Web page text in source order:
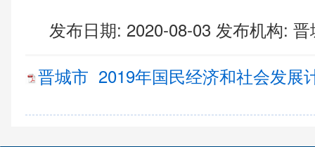
发布日期: 2020-08-03 发布机构: 晋
晋城市 2019年国民经济和社会发展